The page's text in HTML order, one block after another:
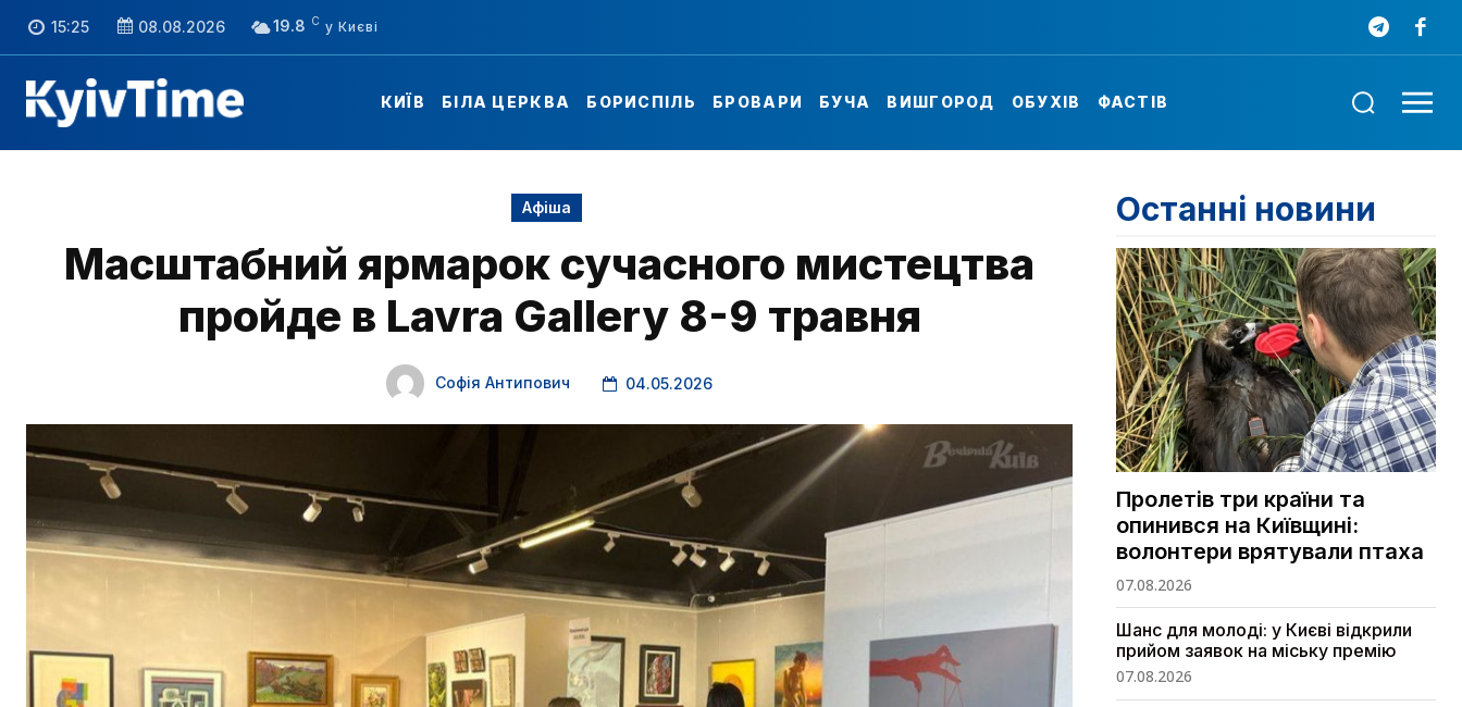
15:25 08.08.2026 19.8 C
КИЇВ БІЛА ЦЕРКВА БОРИСПІЛЬ БРОВАРИ БУЧА ВИШГОРОД ОБУХІВ ФАСТІВ
Афіша
Масштабний ярмарок сучасного мистецтва
пройде в Lavra Gallery 8-9 травня
Софія Антипович 04.05.2026
Останні новини
Пролетів три країни та
опинився на Київщині:
волонтери врятували птаха
07.08.2026
Шанс для молоді: у Києві відкрили
прийом заявок на міську премію
07.08.2026